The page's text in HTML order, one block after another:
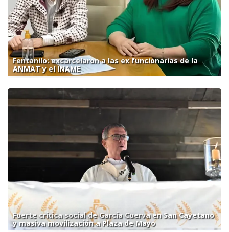
Fentanilo: excarcelaron a las ex funcionarias de la
ANMAT y el INAME
Fuerte crítica social de García Cuerva en San Cayetano
y masiva movilización a Plaza de Mayo